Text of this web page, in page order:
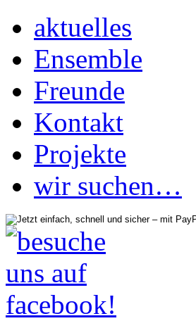
aktuelles
Ensemble
Freunde
Kontakt
Projekte
wir suchen…